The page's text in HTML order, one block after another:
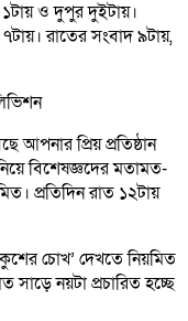
ও দুপুর দুইটায়।
রাতের সংবাদ ৯টায়,
আপনার প্রিয় প্রতিষ্ঠান
বিশেষজ্ঞদের মতামত-
প্রতিদিন রাত ১২টায়
চোখ’ দেখতে নিয়মিত
সাড়ে নয়টা প্রচারিত হচ্ছে